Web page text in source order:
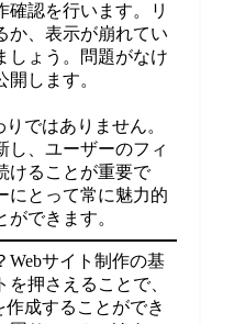
確認を行います。リ
か、表示が崩れてい
しょう。問題がなけ
します。
ではありません。
し、ユーザーのフィ
けることが重要で
にとって常に魅力的
できます。
Webサイト制作の基
押さえることで、
作成することができ